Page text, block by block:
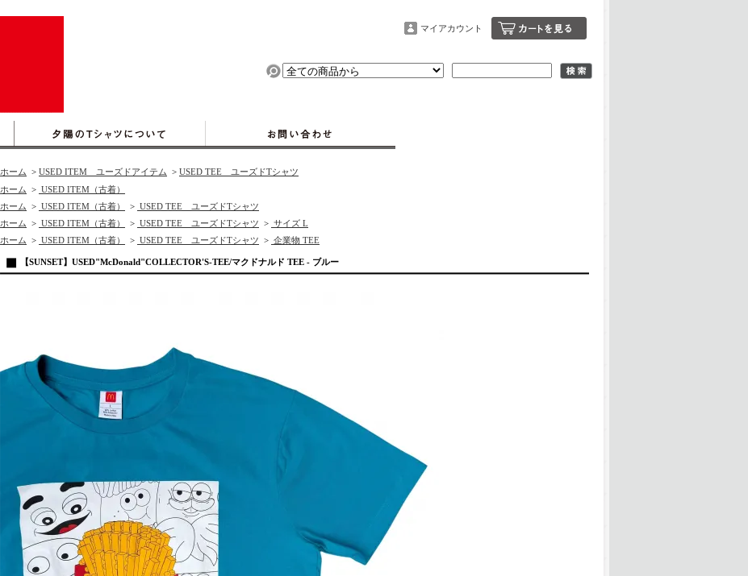
マイアカウント
ホーム > USED ITEM ユーズドアイテム > USED TEE ユーズドTシャツ
ホーム > USED ITEM（古着）
ホーム > USED ITEM（古着） > USED TEE ユーズドTシャツ
ホーム > USED ITEM（古着） > USED TEE ユーズドTシャツ > サイズ L
ホーム > USED ITEM（古着） > USED TEE ユーズドTシャツ > 企業物 TEE
【SUNSET】USED"McDonald"COLLECTOR'S‐TEE/マクドナルド TEE - ブルー